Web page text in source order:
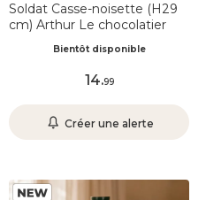
Soldat Casse-noisette (H29
cm) Arthur Le chocolatier
Bientôt disponible
14.99
Créer une alerte